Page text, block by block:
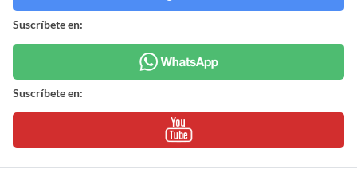
Suscríbete en:
Suscríbete en: